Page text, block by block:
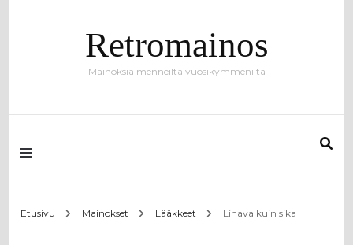
Retromainos
Mainoksia menneiltä vuosikymmeniltä
Etusivu Mainokset Lääkkeet Lihava kuin sika